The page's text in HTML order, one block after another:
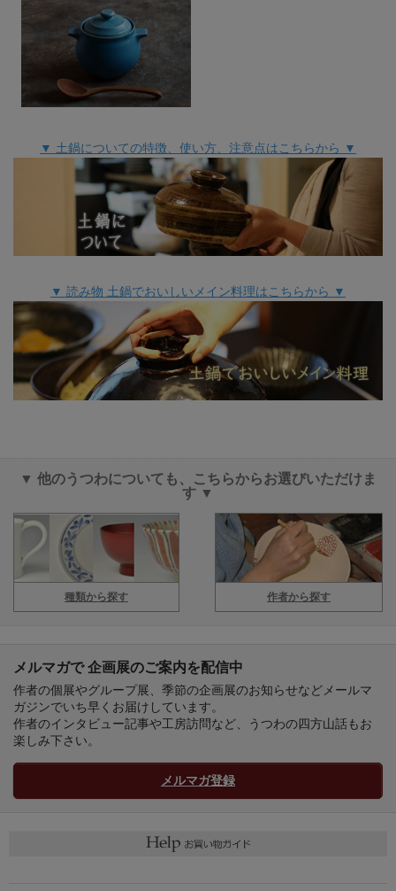
▼ 土鍋についての特徴、使い方、注意点はこちらから ▼
▼ 読み物 土鍋でおいしいメイン料理はこちらから ▼
▼ 他のうつわについても、こちらからお選びいただけま
す ▼
種類から探す 作者から探す
メルマガで 企画展のご案内を配信中
作者の個展やグループ展、季節の企画展のお知らせなどメールマ
ガジンでいち早くお届けしています。
作者のインタビュー記事や工房訪問など、うつわの四方山話もお
楽しみ下さい。
メルマガ登録